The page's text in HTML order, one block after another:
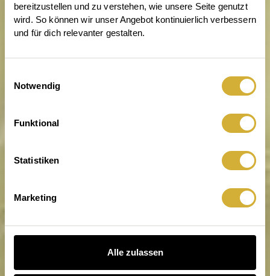
bereitzustellen und zu verstehen, wie unsere Seite genutzt
wird. So können wir unser Angebot kontinuierlich verbessern
und für dich relevanter gestalten.
Notwendig
Funktional
Statistiken
Marketing
Alle zulassen
Ausgelegt auf gute Laune.